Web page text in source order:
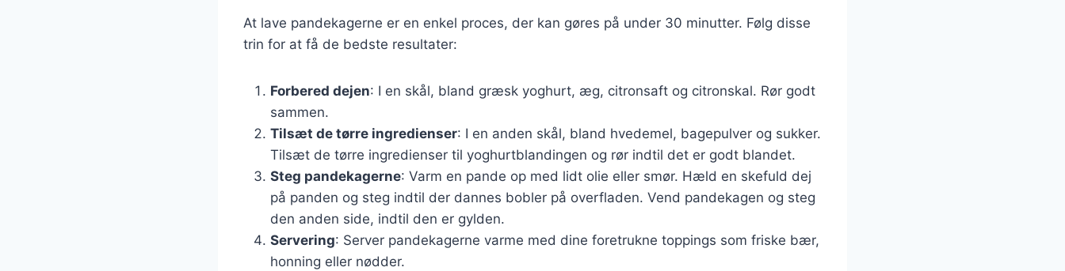
At lave pandekagerne er en enkel proces, der kan gøres på under 30 minutter. Følg disse
trin for at få de bedste resultater:
Forbered dejen: I en skål, bland græsk yoghurt, æg, citronsaft og citronskal. Rør godt
sammen.
Tilsæt de tørre ingredienser: I en anden skål, bland hvedemel, bagepulver og sukker.
Tilsæt de tørre ingredienser til yoghurtblandingen og rør indtil det er godt blandet.
Steg pandekagerne: Varm en pande op med lidt olie eller smør. Hæld en skefuld dej
på panden og steg indtil der dannes bobler på overfladen. Vend pandekagen og steg
den anden side, indtil den er gylden.
Servering: Server pandekagerne varme med dine foretrukne toppings som friske bær,
honning eller nødder.